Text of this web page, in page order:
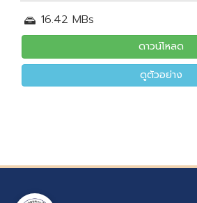
16.42 MBs
ดาวน์โหลด
ดูตัวอย่าง